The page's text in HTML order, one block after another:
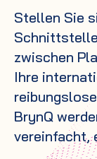
Stellen Sie
zwischen
Ihre
BrynQ
vereinfacht,